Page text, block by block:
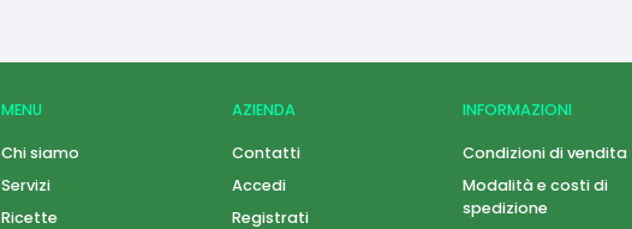
MENU
Chi siamo
Servizi
Ricette
AZIENDA
Contatti
Accedi
Registrati
INFORMAZIONI
Condizioni di vendita
Modalità e costi di
spedizione